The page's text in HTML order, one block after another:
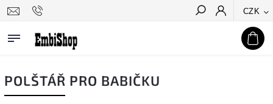
CZK
Hledat
POLŠTÁŘ PRO BABIČKU